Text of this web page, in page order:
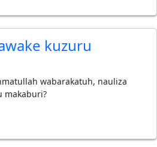
kuzuru
wabarakatuh, nauliza
makaburi?